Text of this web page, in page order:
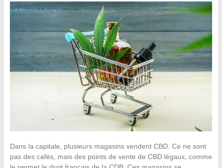
Dans la capitale, plusieurs magasins vendent CBD. Ce ne sont
pas des cafés, mais des points de vente de CBD légaux, comme